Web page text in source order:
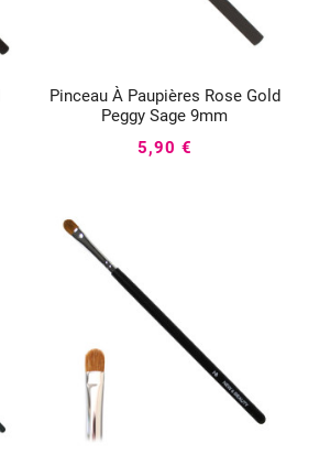
Pinceau À Paupières Rose Gold
Peggy Sage 9mm
  
5,90 €